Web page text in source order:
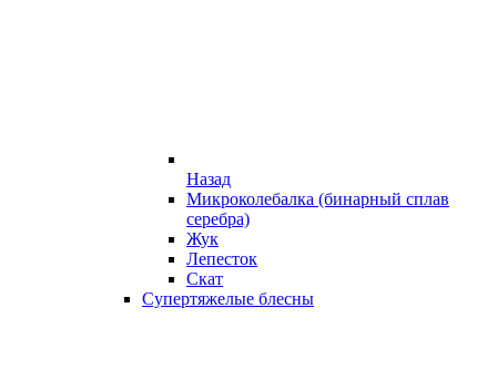
Назад
Микроколебалка (бинарный сплав
серебра)
Жук
Лепесток
Скат
Супертяжелые блесны